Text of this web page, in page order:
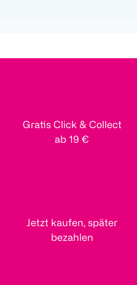
Gratis Click & Collect
ab 19 €
Jetzt kaufen, später
bezahlen